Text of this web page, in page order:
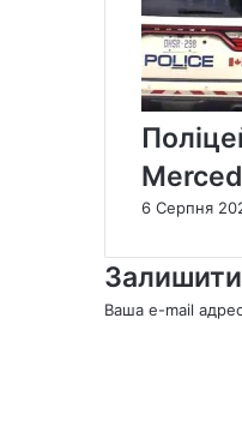
6 Серпня
Залишити
Ваша e-mail